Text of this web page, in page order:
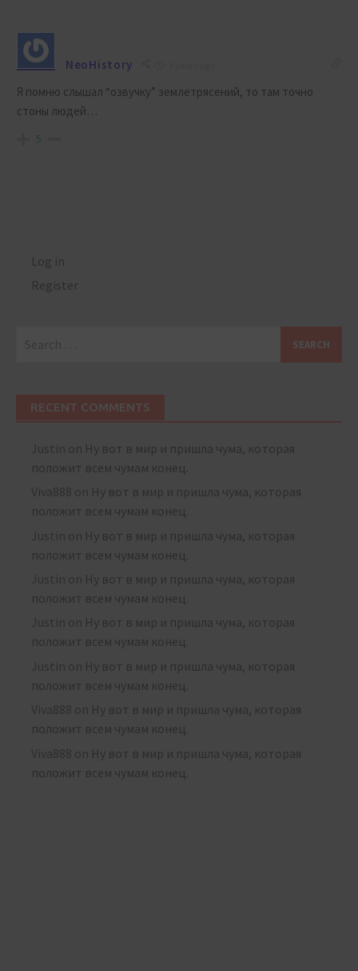
NeoHistory
Я помню слышал “озвучку” землетрясений, то там точно
стоны людей…
5
Log in
Register
RECENT COMMENTS
Justin on Ну вот в мир и пришла чума, которая
положит всем чумам конец.
Viva888 on Ну вот в мир и пришла чума, которая
положит всем чумам конец.
Justin on Ну вот в мир и пришла чума, которая
положит всем чумам конец.
Justin on Ну вот в мир и пришла чума, которая
положит всем чумам конец.
Justin on Ну вот в мир и пришла чума, которая
положит всем чумам конец.
Justin on Ну вот в мир и пришла чума, которая
положит всем чумам конец.
Viva888 on Ну вот в мир и пришла чума, которая
положит всем чумам конец.
Viva888 on Ну вот в мир и пришла чума, которая
положит всем чумам конец.